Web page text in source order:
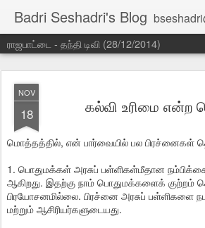
Badri Seshadri's Blog
ராஜபாட்டை - தந்தி டிவி (28/12/2014)
NOV
18 கல்வி உரிமை என்ற
மொத்தத்தில், என் பார்வையில் பல பிரச்னைகள்
1. பொதுமக்கள் அரசுப் பள்ளிகள்மீதான
ஆகிறது. இதற்கு நாம் பொதுமக்களைக் குற்றம்
பிரயோசனமில்லை. பிரச்னை அரசுப் பள்ளிகளை
மற்றும் ஆசிரியர்களுடையது.